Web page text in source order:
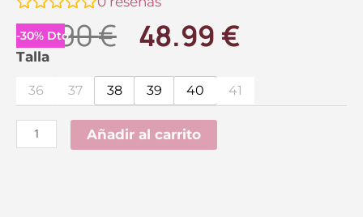
-30% Dto.
69.90€ El
original
era:
69.90 €.
48.99 €El
actual
Talla
36 37 38 39 40 41
Bailarina
Aster
Serraje
Victoria
Añadir al carrito